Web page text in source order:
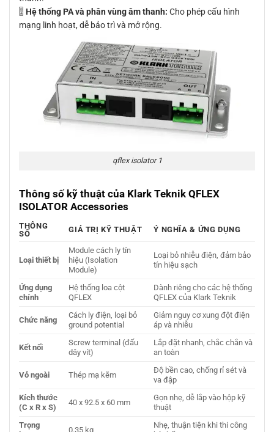
🎚 Hệ thống PA và phân vùng âm thanh: Cho phép cấu hình
mạng linh hoạt, dễ bảo trì và mở rộng.
qflex isolator 1
Thông số kỹ thuật của Klark Teknik QFLEX
ISOLATOR Accessories
THÔNG
SỐ
GIÁ TRỊ KỸ THUẬT Ý NGHĨA & ỨNG DỤNG
Loại thiết bị
Module cách ly tín
hiệu (Isolation
Module)
Loại bỏ nhiễu điện, đảm bảo
tín hiệu sạch
Ứng dụng
chính
Hệ thống loa cột
QFLEX
Dành riêng cho các hệ thống
QFLEX của Klark Teknik
Chức năng
Cách ly điện, loại bỏ
ground potential
Giảm nguy cơ xung đột điện
áp và nhiễu
Kết nối
Screw terminal (đấu
dây vít)
Lắp đặt nhanh, chắc chắn và
an toàn
Vỏ ngoài Thép mạ kẽm
Độ bền cao, chống rỉ sét và
va đập
Kích thước
(C x R x S)
40 x 92.5 x 60 mm
Gọn nhẹ, dễ lắp vào hộp kỹ
thuật
Trọng
0.35 kg
Nhẹ, thuận tiện khi thi công